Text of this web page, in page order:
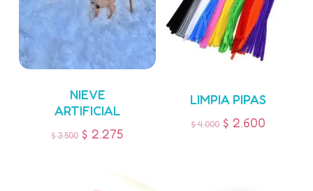
NIEVE
ARTIFICIAL
$3.500 $ 2.275
LIMPIA PIPAS
$4.000 $ 2.600